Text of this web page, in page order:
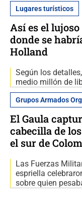
Lugares turísticos
Así es el
donde se
Holland
Según los
medio millón de
Grupos Armados
El Gaula
cabecilla de
el sur de
Las Fuerzas
espriella
sobre quien